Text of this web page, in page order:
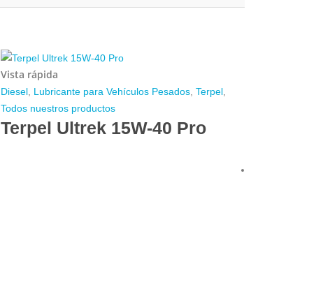
Vista rápida
Diesel, Lubricante para Vehículos Pesados, Terpel,
Todos nuestros productos
Terpel Ultrek 15W-40 Pro